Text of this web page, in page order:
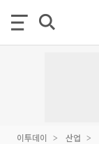
이투데이 산업